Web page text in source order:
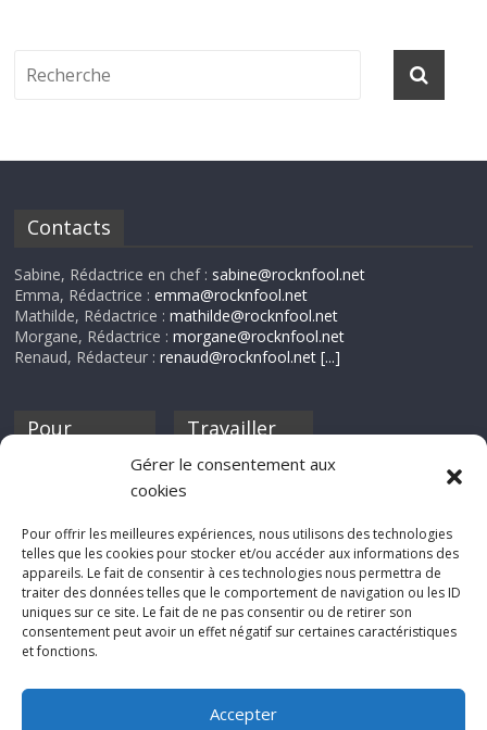
Gérer le consentement aux
cookies
Pour offrir les meilleures expériences, nous utilisons des technologies
telles que les cookies pour stocker et/ou accéder aux informations des
appareils. Le fait de consentir à ces technologies nous permettra de
traiter des données telles que le comportement de navigation ou les ID
uniques sur ce site. Le fait de ne pas consentir ou de retirer son
consentement peut avoir un effet négatif sur certaines caractéristiques
et fonctions.
Accepter
Contacts
Sabine, Rédactrice en chef : sabine@rocknfool.net
Emma, Rédactrice :emma@rocknfool.net
Mathilde, Rédactrice :mathilde@rocknfool.net
Morgane, Rédactrice :morgane@rocknfool.net
Renaud, Rédacteur :renaud@rocknfool.net [...]
Pour
discothèque
Travailler
Si tu souhaites
Rocknfool, n'hésite
pas à nous envoyer
tes chroniques de
concerts, de films,
séries ou des billets
d'humeur :
net